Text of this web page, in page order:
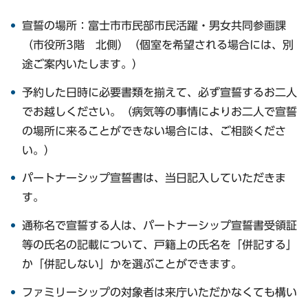
宣誓の場所：富士市市民部市民活躍・男女共同参画課
（市役所3階 北側）（個室を希望される場合には、別
途ご案内いたします。）
予約した日時に必要書類を揃えて、必ず宣誓するお二人
でお越しください。（病気等の事情によりお二人で宣誓
の場所に来ることができない場合には、ご相談くださ
い。）
パートナーシップ宣誓書は、当日記入していただきま
す。
通称名で宣誓する人は、パートナーシップ宣誓書受領証
等の氏名の記載について、戸籍上の氏名を「併記する」
か「併記しない」かを選ぶことができます。
ファミリーシップの対象者は来庁いただかなくても構い